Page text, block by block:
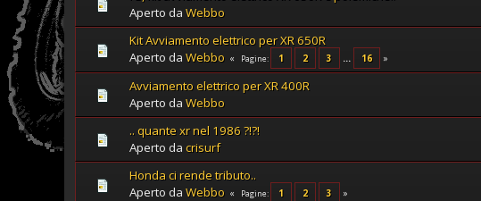
Aperto da Webbo
Kit Avviamento elettrico per XR 650R
Aperto da Webbo Pagine 1 2 3 ... 16
Avviamento elettrico per XR 400R
Aperto da Webbo
.. quante xr nel 1986 ?!?!
Aperto da crisurf
Honda ci rende tributo..
Aperto da Webbo Pagine 1 2 3